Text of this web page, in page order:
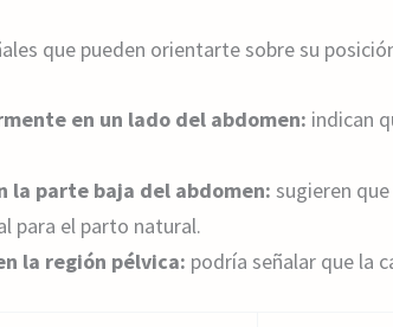
que pueden orientarte sobre su
en un lado del abdomen: indican
la parte baja del abdomen: sugieren
para el parto natural.
la región pélvica: podría señalar que la